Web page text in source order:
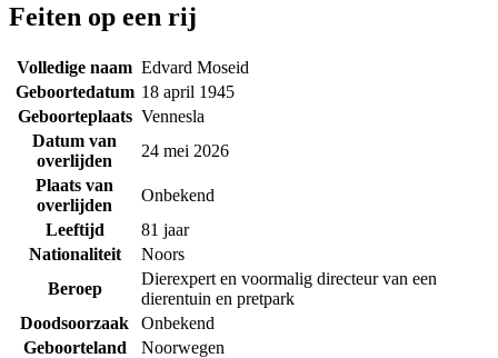
Feiten op een rij
Volledige naam Edvard Moseid
Geboortedatum 18 april 1945
Geboorteplaats Vennesla
Datum van
overlijden
24 mei 2026
Plaats van
overlijden
Onbekend
Leeftijd
81 jaar
Nationaliteit
Noors
Beroep
Dierexpert en voormalig directeur van een
dierentuin en pretpark
Doodsoorzaak
Onbekend
Geboorteland
Noorwegen